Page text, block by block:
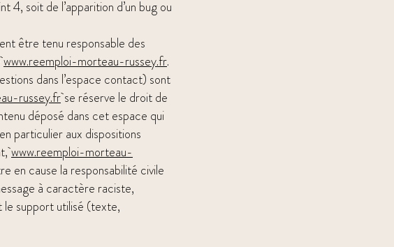
4, soit de l’apparition d’un bug ou
être tenu responsable des
www.reemploi-morteau-russey.fr.
dans l’espace contact) sont
russey.frse réserve le droit de
déposé dans cet espace qui
particulier aux dispositions
www.reemploi-morteau-
en cause la responsabilité civile
à caractère raciste,
le support utilisé (texte,